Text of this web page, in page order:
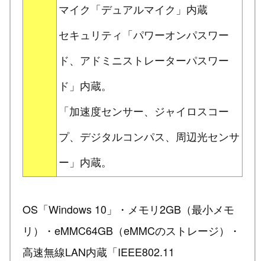
マイク「デュアルマイク」内蔵
セキュリティ「パワーオンパスワー
ド、アドミニストレーターパスワー
ド」内蔵。
「加速度センサー、ジャイロスコー
プ、デジタルコンパス、周辺光センサ
ー」内蔵。
OS「Windows 10」・メモリ2GB（最小メモ
リ）・eMMC64GB（eMMCのストレージ）・
高速無線LAN内蔵「IEEE802.11